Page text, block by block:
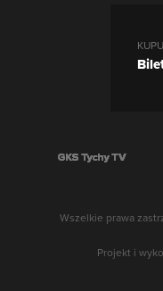
Wszelkie prawa
Projekt i